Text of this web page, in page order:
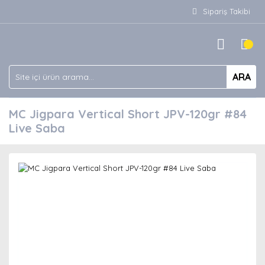
Sipariş Takibi
ARA
MC Jigpara Vertical Short JPV-120gr #84
Live Saba